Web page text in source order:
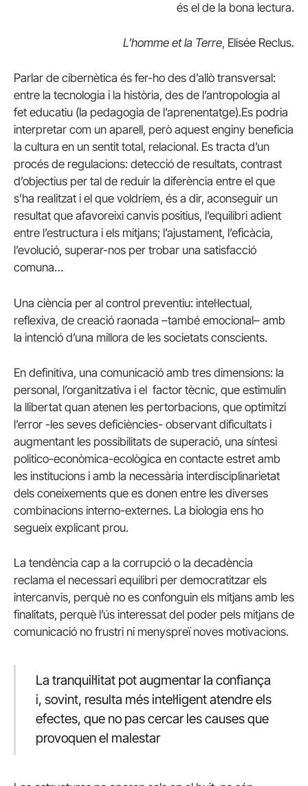
és el de la bona lectura.
L’homme et la Terre, Elisée Reclus.
Parlar de cibernètica és fer-ho des d’allò transversal:
entre la tecnologia i la història, des de l’antropologia al
fet educatiu (la pedagogia de l’aprenentatge).Es podria
interpretar com un aparell, però aquest enginy beneficia
la cultura en un sentit total, relacional. Es tracta d’un
procés de regulacions: detecció de resultats, contrast
d’objectius per tal de reduir la diferència entre el que
s’ha realitzat i el que voldríem, és a dir, aconseguir un
resultat que afavoreixi canvis positius, l’equilibri adient
entre l’estructura i els mitjans; l’ajustament, l’eficàcia,
l’evolució, superar-nos per trobar una satisfacció
comuna…
Una ciència per al control preventiu: intel·lectual,
reflexiva, de creació raonada –també emocional– amb
la intenció d’una millora de les societats conscients.
En definitiva, una comunicació amb tres dimensions: la
personal, l’organitzativa i el factor tècnic, que estimulin
la llibertat quan atenen les pertorbacions, que optimitzi
l’error -les seves deficiències- observant dificultats i
augmentant les possibilitats de superació, una síntesi
politico-econòmica-ecològica en contacte estret amb
les institucions i amb la necessària interdisciplinarietat
dels coneixements que es donen entre les diverses
combinacions interno-externes. La biologia ens ho
segueix explicant prou.
La tendència cap a la corrupció o la decadència
reclama el necessari equilibri per democratitzar els
intercanvis, perquè no es confonguin els mitjans amb les
finalitats, perquè l’ús interessat del poder pels mitjans de
comunicació no frustri ni menyspreï noves motivacions.
La tranquil·litat pot augmentar la confiança
i, sovint, resulta més intel·ligent atendre els
efectes, que no pas cercar les causes que
provoquen el malestar